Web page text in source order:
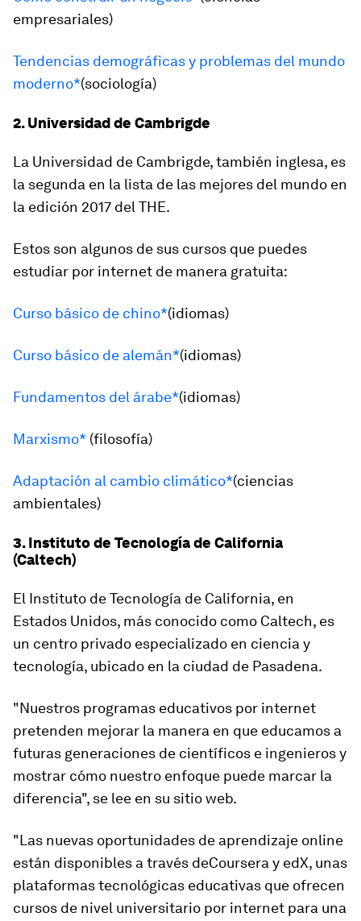
empresariales)
Tendencias demográficas y problemas del mundo
moderno*(sociología)
2. Universidad de Cambrigde
La Universidad de Cambrigde, también inglesa, es
la segunda en la lista de las mejores del mundo en
la edición 2017 del THE.
Estos son algunos de sus cursos que puedes
estudiar por internet de manera gratuita:
Curso básico de chino*(idiomas)
Curso básico de alemán*(idiomas)
Fundamentos del árabe*(idiomas)
Marxismo* (filosofía)
Adaptación al cambio climático*(ciencias
ambientales)
3. Instituto de Tecnología de California
(Caltech)
El Instituto de Tecnología de California, en
Estados Unidos, más conocido como Caltech, es
un centro privado especializado en ciencia y
tecnología, ubicado en la ciudad de Pasadena.
"Nuestros programas educativos por internet
pretenden mejorar la manera en que educamos a
futuras generaciones de científicos e ingenieros y
mostrar cómo nuestro enfoque puede marcar la
diferencia", se lee en su sitio web.
"Las nuevas oportunidades de aprendizaje online
están disponibles a través deCoursera y edX, unas
plataformas tecnológicas educativas que ofrecen
cursos de nivel universitario por internet para una